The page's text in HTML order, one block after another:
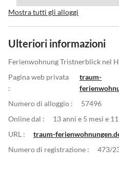
Mostra tutti gli alloggi
Ulteriori informazioni
Ferienwohnung Tristnerblick nel
Pagina web privata
:
traum-
Numero di alloggio :
57496
Online dal :
13 anni e 5 mesi e
URL :
traum-
Numero di registrazione :
473/